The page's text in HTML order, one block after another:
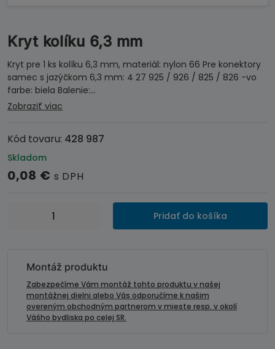
Kryt kolíku 6,3 mm
Kryt pre 1 ks kolíku 6,3 mm, materiál: nylon 66 Pre konektory
samec s jazýčkom 6,3 mm: 4 27 925 / 926 / 825 / 826 -vo
farbe: biela Balenie:…
Zobraziť viac
Kód tovaru: 428 987
Skladom
0,08 € s DPH
množstvo
Pridať do košíka
Montáž produktu
Zabezpečíme Vám montáž tohto produktu v našej
montážnej dielni alebo Vás odporučíme k našim
overeným obchodným partnerom v mieste resp. v okolí
Vášho bydliska po celej SR.